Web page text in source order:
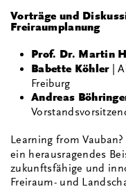
Vorträge und
Freiraumplanung
Prof. Dr. Martin
Babette Köhler|
Freiburg
Andreas
Learning from Vauban?
ein herausragendes
zukunftsfähige und
Freiraum- und